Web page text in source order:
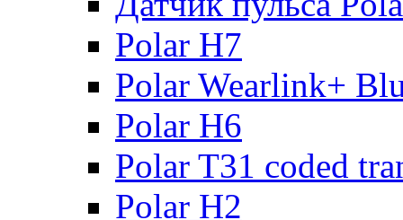
Polar H7
Polar Wearlink+
Polar H6
Polar T31 coded
Polar H2